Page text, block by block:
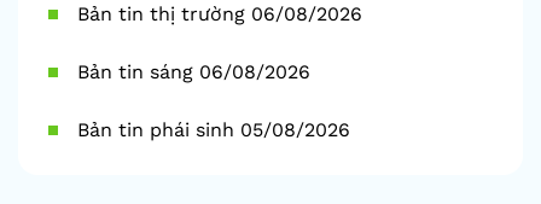
Bản tin thị trường 06/08/2026
Bản tin sáng 06/08/2026
Bản tin phái sinh 05/08/2026